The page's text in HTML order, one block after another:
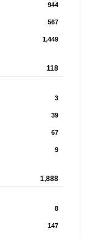
944
567
1,449
118
3
39
67
9
1,888
8
147